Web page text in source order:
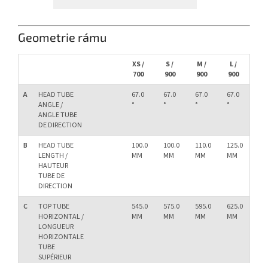
Geometrie rámu
XS /
700
S /
900
M /
900
L /
900
A
HEAD TUBE
ANGLE /
ANGLE TUBE
DE DIRECTION
67.0
°
67.0
°
67.0
°
67.0
°
B
HEAD TUBE
LENGTH /
HAUTEUR
TUBE DE
DIRECTION
100.0
MM
100.0
MM
110.0
MM
125.0
MM
C
TOP TUBE
HORIZONTAL /
LONGUEUR
HORIZONTALE
TUBE
SUPÉRIEUR
545.0
MM
575.0
MM
595.0
MM
625.0
MM